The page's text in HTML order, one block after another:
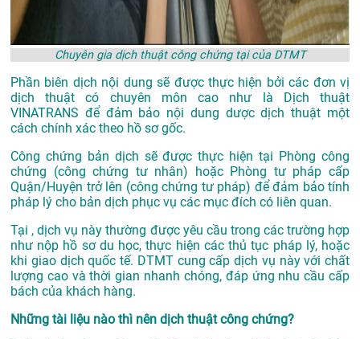
Chuyên gia dịch thuật công chứng tại của DTMT
Phần biên dịch nội dung sẽ được thực hiện bởi các đơn vị
dịch thuật có chuyên môn cao như là
Dịch thuật
VINATRANS để đảm bảo nội dung dược dịch thuật một
cách chính xác theo hồ sơ gốc.
Công chứng bản dịch sẽ được thực hiện tại Phòng công
chứng (công chứng tư nhân) hoặc Phòng tư pháp cấp
Quận/Huyện trở lên (công chứng tư pháp) để đảm bảo tính
pháp lý cho bản dịch phục vụ các mục đích có liên quan.
Tại , dịch vụ này thường được yêu cầu trong các trường hợp
như nộp hồ sơ du học, thực hiện các thủ tục pháp lý, hoặc
khi giao dịch quốc tế. DTMT cung cấp dịch vụ này với chất
lượng cao và thời gian nhanh chóng, đáp ứng nhu cầu cấp
bách của khách hàng.
Những tài liệu nào thì nên dịch thuật công chứng?